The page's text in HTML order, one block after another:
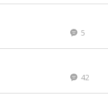
5
42